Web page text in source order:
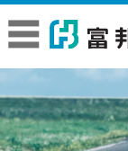
富邦金控
富邦金控
關於富邦金控